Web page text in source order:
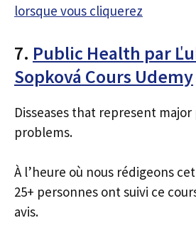
lorsque vous cliquerez
7. Public Health par
Sopková Cours Udemy
Disseases that represent
problems.
À l’heure où nous rédigeons
25+ personnes ont suivi ce
avis.